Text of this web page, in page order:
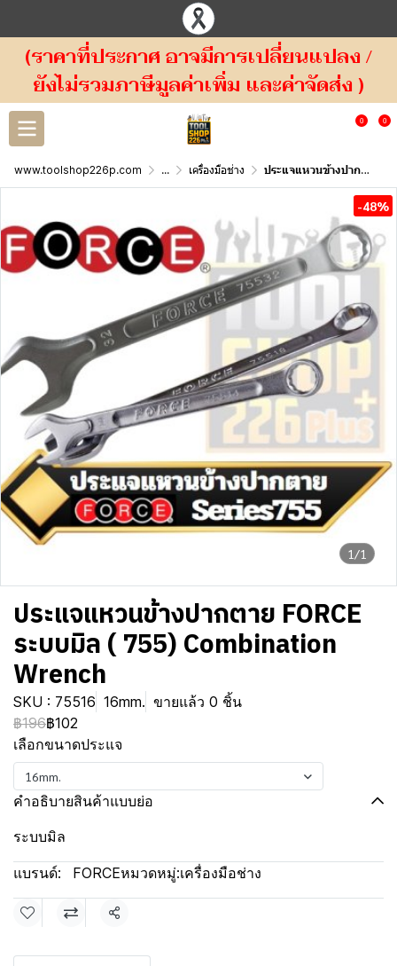
(ราคาที่ประกาศ อาจมีการเปลี่ยนแปลง /
ยังไม่รวมภาษีมูลค่าเพิ่ม และค่าจัดส่ง )
0 0
www.toolshop226p.com ... เครื่องมือช่าง ประแจแหวนข้างปากตาย FORCE ระบบมิล ( 755) Combination Wrench
1/1
-48%
ประแจแหวนข้างปากตาย FORCE
ระบบมิล ( 755) Combination
Wrench
SKU : 75516 16mm. ขายแล้ว 0 ชิ้น
฿196฿102
เลือกขนาดประแจ
16mm.
คำอธิบายสินค้าแบบย่อ
ระบบมิล
แบรนด์: FORCEหมวดหมู่:เครื่องมือช่าง
แชร์